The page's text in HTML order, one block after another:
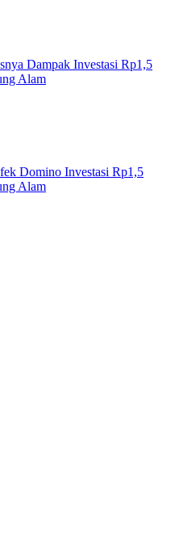
Dampak Investasi Rp1,5
Alam
Domino Investasi Rp1,5
Alam